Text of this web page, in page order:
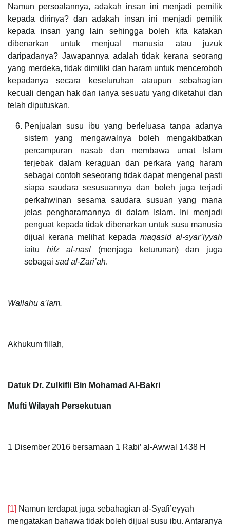
Namun persoalannya, adakah insan ini menjadi pemilik
kepada dirinya? dan adakah insan ini menjadi pemilik
kepada insan yang lain sehingga boleh kita katakan
dibenarkan untuk menjual manusia atau juzuk
daripadanya? Jawapannya adalah tidak kerana seorang
yang merdeka, tidak dimiliki dan haram untuk menceroboh
kepadanya secara keseluruhan ataupun sebahagian
kecuali dengan hak dan ianya sesuatu yang diketahui dan
telah diputuskan.
Penjualan susu ibu yang berleluasa tanpa adanya
sistem yang mengawalnya boleh mengakibatkan
percampuran nasab dan membawa umat Islam
terjebak dalam keraguan dan perkara yang haram
sebagai contoh seseorang tidak dapat mengenal pasti
siapa saudara sesusuannya dan boleh juga terjadi
perkahwinan sesama saudara susuan yang mana
jelas pengharamannya di dalam Islam. Ini menjadi
penguat kepada tidak dibenarkan untuk susu manusia
dijual kerana melihat kepada maqasid al-syar’iyyah
iaitu hifz al-nasl (menjaga keturunan) dan juga
sebagai sad al-Zari’ah.
Wallahu a’lam.
Akhukum fillah,
Datuk Dr. Zulkifli Bin Mohamad Al-Bakri
Mufti Wilayah Persekutuan
1 Disember 2016 bersamaan 1 Rabi’ al-Awwal 1438 H
[1] Namun terdapat juga sebahagian al-Syafi’eyyah
mengatakan bahawa tidak boleh dijual susu ibu. Antaranya